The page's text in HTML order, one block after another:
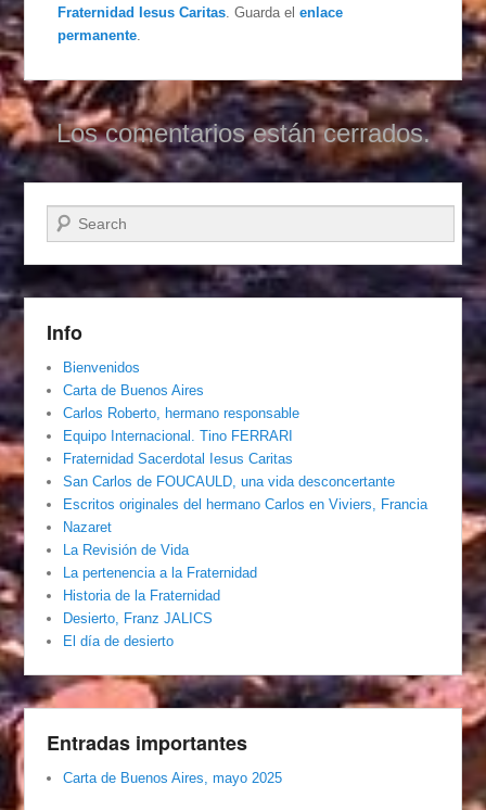
Fraternidad Iesus Caritas. Guarda elenlace
permanente.
Los comentarios están cerrados.
Buscar
Info
Bienvenidos
Carta de Buenos Aires
Carlos Roberto, hermano responsable
Equipo Internacional. Tino FERRARI
Fraternidad Sacerdotal Iesus Caritas
San Carlos de FOUCAULD, una vida desconcertante
Escritos originales del hermano Carlos en Viviers, Francia
Nazaret
La Revisión de Vida
La pertenencia a la Fraternidad
Historia de la Fraternidad
Desierto, Franz JALICS
El día de desierto
Entradas importantes
Carta de Buenos Aires, mayo 2025